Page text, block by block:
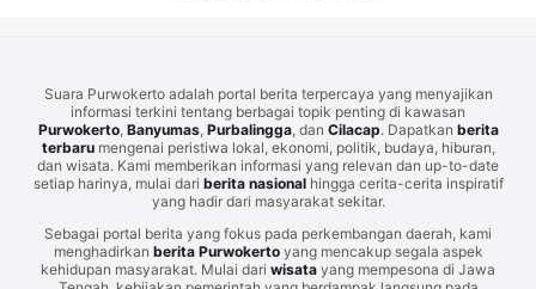
Suara Purwokerto adalah portal berita terpercaya yang menyajikan
informasi terkini tentang berbagai topik penting di kawasan
Purwokerto, Banyumas, Purbalingga, dan Cilacap. Dapatkan berita
terbarumengenai peristiwa lokal, ekonomi, politik, budaya, hiburan,
dan wisata. Kami memberikan informasi yang relevan dan up-to-date
setiap harinya, mulai dari berita nasionalhingga cerita-cerita inspiratif
yang hadir dari masyarakat sekitar.
Sebagai portal berita yang fokus pada perkembangan daerah, kami
menghadirkan berita Purwokertoyang mencakup segala aspek
kehidupan masyarakat. Mulai dari wisata yang mempesona di Jawa